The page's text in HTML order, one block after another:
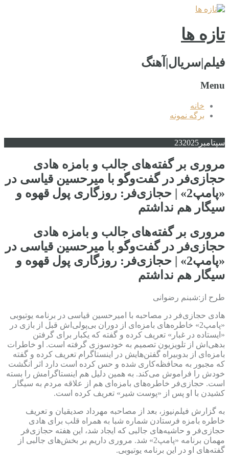
تازه ها
فیلم|سریال|آهنگ
Menu
خانه
برگه نمونه
سپتامبر 232025
مروری بر گفته‌های جالب و بامزه هادی
حجازی‌فر در گفت‌وگو با میرحسین قیاسی در
«پامپ2» | حجازی‌فر: روزگاری پول قهوه و
سیگار هم نداشتم
مروری بر گفته‌های جالب و بامزه هادی
حجازی‌فر در گفت‌وگو با میرحسین قیاسی در
«پامپ2» | حجازی‌فر: روزگاری پول قهوه و
سیگار هم نداشتم
طرح از:شبنم رضوانی
هادی حجازی‌فر در مصاحبه با امیرحسین قیاسی در برنامه یوتیوبی
«پامپ2» خاطره‌های بامزه‌ای از دوران بی‌پولی‌اش قبل از بازی در
«ایستاده در غبار» تعریف کرده و گفته که یکبار برای گرفتن
بدهی‌اش از تلویزیون تصمیم به خودسوزی گرفته است. او خاطرات
بامزه‌ای از بدوبیراه گفتن‌هایش در اینستاگرام تعریف کرده و گفته
که مجبور به محافظه‌کاری شده و حس کرده است دارد اثر انگشت
خودش را فراموش می‌کند. به همین دلیل هم اینستاگرامش را بسته
است. حجازی‌فر خاطره‌های بامزه‌ای هم از علاقه مردم به سیگار
کشیدن با او پس از «پوست شیر» تعریف کرده است.
به گزارش فیلم‌نیوز، بعد از مصاحبه مهرداد صدیقیان و تعریف
خاطره بامزه فرستادن شماره شبا به همراه قلب برای هادی
حجازی‌فر و حاشیه‌های جالبی که ایجاد شد، این هفته حجازی‌فر
مهمان برنامه «پامپ2» شد. مروری داریم بر بخش‌های جالبی از
گفته‌های او در این برنامه یوتیوبی.